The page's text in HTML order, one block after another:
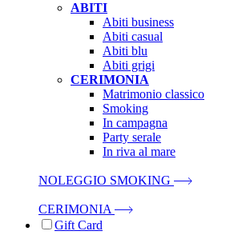
ABITI
Abiti business
Abiti casual
Abiti blu
Abiti grigi
CERIMONIA
Matrimonio classico
Smoking
In campagna
Party serale
In riva al mare
NOLEGGIO SMOKING
CERIMONIA
Gift Card